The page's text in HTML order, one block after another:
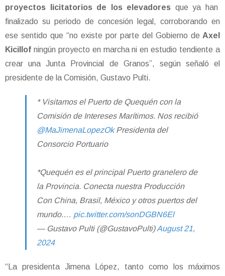
proyectos licitatorios de los elevadores que ya han
finalizado su periodo de concesión legal, corroborando en
ese sentido que “no existe por parte del Gobierno de Axel
Kicillof ningún proyecto en marcha ni en estudio tendiente a
crear una Junta Provincial de Granos”, según señaló el
presidente de la Comisión, Gustavo Pulti.
* Visitamos el Puerto de Quequén con la
Comisión de Intereses Marítimos. Nos recibió
@MaJimenaLopezOkPresidenta del
Consorcio Portuario
*Quequén es el principal Puerto granelero de
la Provincia. Conecta nuestra Producción
Con China, Brasil, México y otros puertos del
mundo.… pic.twitter.com/sonDGBN6El
— Gustavo Pulti (@GustavoPulti)August 21,
2024
“La presidenta Jimena López, tanto como los máximos